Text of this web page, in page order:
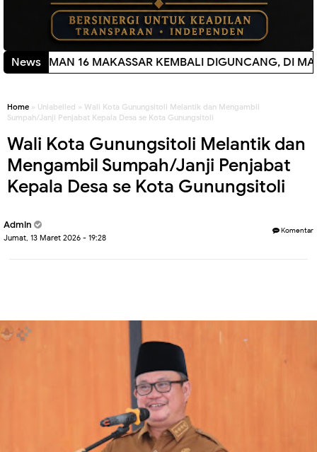
NewsKEMBALI DIGUNCANG, DI MANA TRANSPARANSI
Home » Unlabelled » Wali Kota Gunungsitoli Melantik dan Mengambil
Sumpah/Janji Penjabat Kepala Desa se Kota Gunungsitoli
Wali Kota Gunungsitoli Melantik dan
Mengambil Sumpah/Janji Penjabat
Kepala Desa se Kota Gunungsitoli
Admin
Jumat, 13 Maret 2026 - 19:28
Komentar